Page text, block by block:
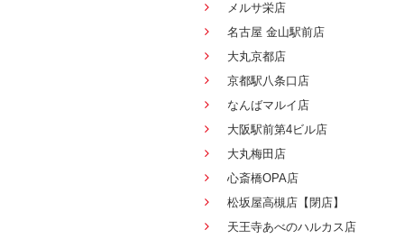
メルサ栄店
名古屋 金山駅前店
大丸京都店
京都駅八条口店
なんばマルイ店
大阪駅前第4ビル店
大丸梅田店
心斎橋OPA店
松坂屋高槻店【閉店】
天王寺あべのハルカス店